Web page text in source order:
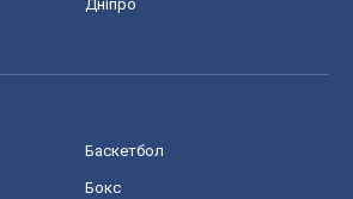
Дніпро
Баскетбол
Бокс